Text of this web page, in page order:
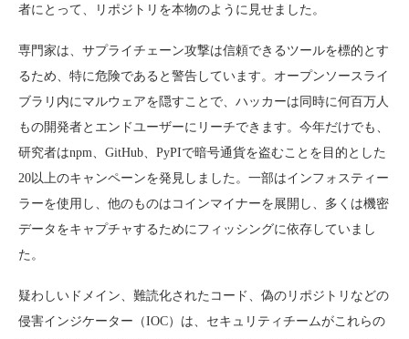
者にとって、リポジトリを本物のように見せました。
専門家は、サプライチェーン攻撃は信頼できるツールを標的とす
るため、特に危険であると警告しています。オープンソースライ
ブラリ内にマルウェアを隠すことで、ハッカーは同時に何百万人
もの開発者とエンドユーザーにリーチできます。今年だけでも、
研究者はnpm、GitHub、PyPIで暗号通貨を盗むことを目的とした
20以上のキャンペーンを発見しました。一部はインフォスティー
ラーを使用し、他のものはコインマイナーを展開し、多くは機密
データをキャプチャするためにフィッシングに依存していまし
た。
疑わしいドメイン、難読化されたコード、偽のリポジトリなどの
侵害インジケーター（IOC）は、セキュリティチームがこれらの